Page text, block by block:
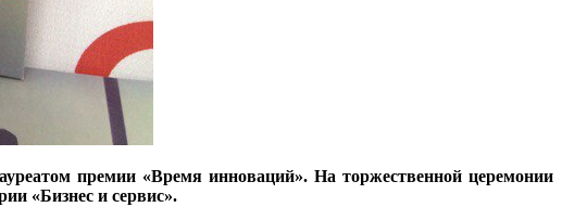
премии «Время инноваций». На торжественной церемонии
«Бизнес и сервис».